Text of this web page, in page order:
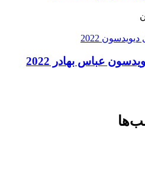
عباس بهادر 2022